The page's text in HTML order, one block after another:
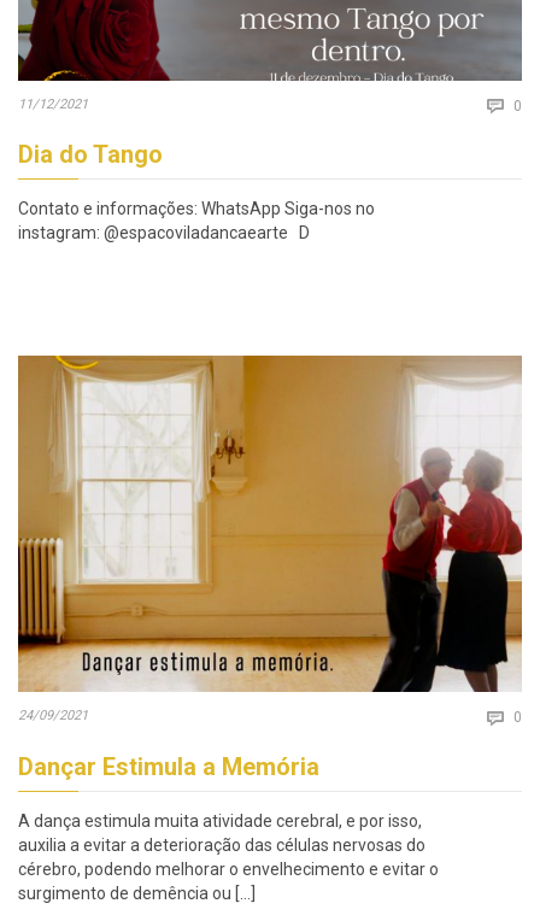
11/12/2021  0
Dia do Tango
Contato e informações: WhatsApp Siga-nos no
instagram: @espacoviladancaearte D
24/09/2021  0
Dançar Estimula a Memória
A dança estimula muita atividade cerebral, e por isso,
auxilia a evitar a deterioração das células nervosas do
cérebro, podendo melhorar o envelhecimento e evitar o
surgimento de demência ou […]